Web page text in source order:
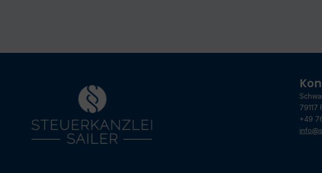
79117
+49